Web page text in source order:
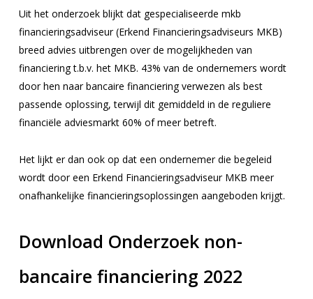
Uit het onderzoek blijkt dat gespecialiseerde mkb
financieringsadviseur (Erkend Financieringsadviseurs MKB)
breed advies uitbrengen over de mogelijkheden van
financiering t.b.v. het MKB. 43% van de ondernemers wordt
door hen naar bancaire financiering verwezen als best
passende oplossing, terwijl dit gemiddeld in de reguliere
financiële adviesmarkt 60% of meer betreft.
Het lijkt er dan ook op dat een ondernemer die begeleid
wordt door een Erkend Financieringsadviseur MKB meer
onafhankelijke financieringsoplossingen aangeboden krijgt.
Download Onderzoek non-
bancaire financiering 2022